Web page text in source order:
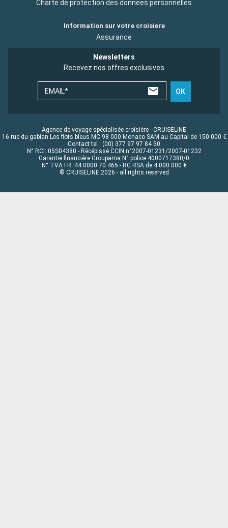
Charte de protection des donnees personnelles
Information sur votre croisiere
Assurance
Newsletters
Recevez nos offres exclusives
EMAIL* OK
Agence de voyage spécialisée croisière - CRUISELINE
16 rue du gabian Les flots bleus MC 98 000 Monaco SAM au Capital de 150 000 €
Contact tel : (00) 377 97 97 84 50
N° RCI: 05S04380 - Récépissé CCIN n°2007-01231/2007-01232
Garantie financière Groupama N° police 4000717380/0
N° TVA FR. 44 0000 70 465 - RC RSA de 4 000 000 €
© CRUISELINE 2026 - all rights reserved